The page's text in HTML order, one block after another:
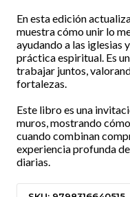
En esta edición
muestra cómo unir lo
ayudando a las iglesias
práctica espiritual. Es
trabajar juntos,
fortalezas.
Este libro es una
muros, mostrando
cuando combinan
experiencia profunda
diarias.